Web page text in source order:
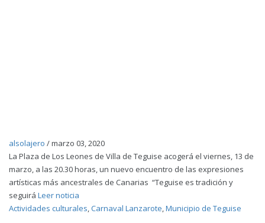
alsolajero /marzo 03, 2020
La Plaza de Los Leones de Villa de Teguise acogerá el viernes, 13 de
marzo, a las 20.30 horas, un nuevo encuentro de las expresiones
artísticas más ancestrales de Canarias “Teguise es tradición y
seguirá Leer noticia
Actividades culturales,Carnaval Lanzarote,Municipio de Teguise